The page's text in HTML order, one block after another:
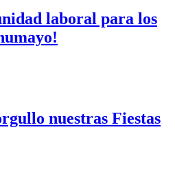
laboral para los
nuestras Fiestas